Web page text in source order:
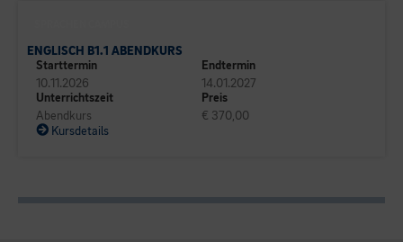
ENGLISCH B1.1 ABENDKURS
Starttermin
10.11.2026
Endtermin
14.01.2027
Unterrichtszeit
Abendkurs
Preis
€ 370,00
Kursdetails